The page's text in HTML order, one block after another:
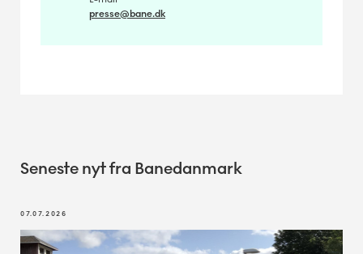
presse@bane.dk
Seneste nyt fra Banedanmark
07.07.2026